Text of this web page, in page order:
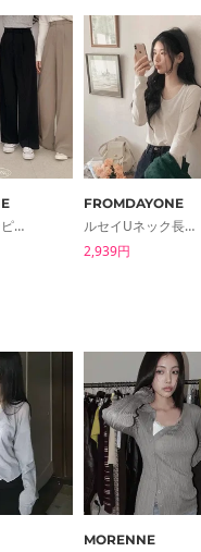
モーメンツワンピンタックセミワイドスラックス
FROMDAYONE
ルセイUネック長袖Tシャツ
2,939円
MORENNE